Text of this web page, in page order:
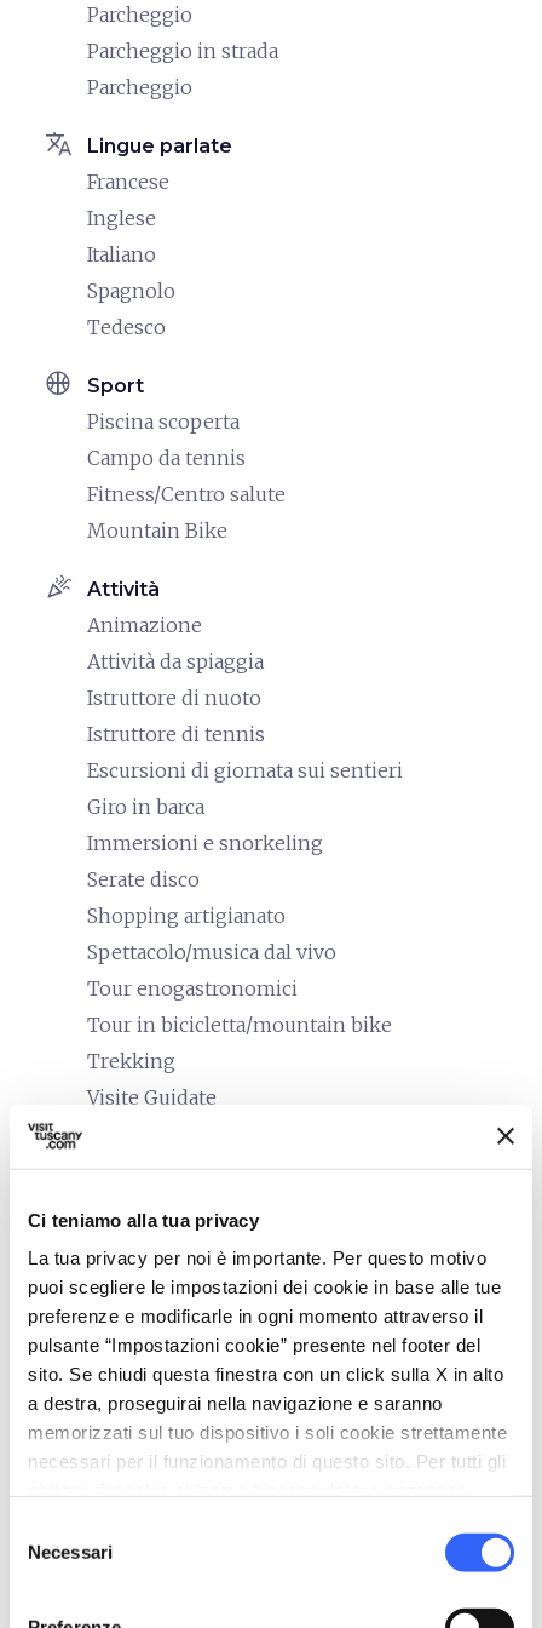
Ci teniamo alla tua privacy
La tua privacy per noi è importante. Per questo motivo
puoi scegliere le impostazioni dei cookie in base alle tue
preferenze e modificarle in ogni momento attraverso il
pulsante “Impostazioni cookie” presente nel footer del
sito. Se chiudi questa finestra con un click sulla X in alto
a destra, proseguirai nella navigazione e saranno
memorizzati sul tuo dispositivo i soli cookie strettamente
necessari per il funzionamento di questo sito. Per tutti gli
delNecessari
Parcheggio
Parcheggio in strada
Parcheggio
translate Lingue parlate
Francese
Inglese
Italiano
Spagnolo
Tedesco
sports_basketball Sport
Piscina scoperta
Campo da tennis
Fitness/Centro salute
Mountain Bike
celebration Attività
Animazione
Attività da spiaggia
Istruttore di nuoto
Istruttore di tennis
Escursioni di giornata sui sentieri
Giro in barca
Immersioni e snorkeling
Serate disco
Shopping artigianato
Spettacolo/musica dal vivo
Tour enogastronomici
Tour in bicicletta/mountain bike
Trekking
Visite Guidate
family_restroom
Assistenza pediatrica (su richiesta)
Biciclette con seggiolini e caschi (su richiesta)
Buffet per bambini
Culle e letti con spondine
Giochi per bambini
Lavanderia biancheria
Menu per bambini
Stendibiancheria